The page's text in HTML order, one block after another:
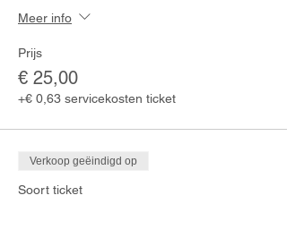
Meer info
Prijs
€ 25,00
+€ 0,63 servicekosten ticket
Verkoop geëindigd op
Soort ticket